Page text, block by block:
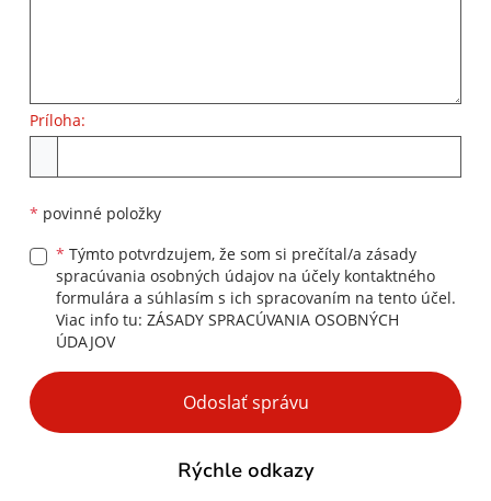
Príloha:
* povinné položky
* Týmto potvrdzujem, že som si prečítal/a zásady
spracúvania osobných údajov na účely kontaktného
formulára a súhlasím s ich spracovaním na tento účel.
Viac info tu: ZÁSADY SPRACÚVANIA OSOBNÝCH
ÚDAJOV
Google reCaptcha Response
Odoslať správu
Rýchle odkazy